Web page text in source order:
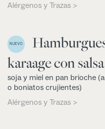
Alérgenos y Trazas >
NUEVO
karaage con
soja y miel en pan brioche
o boniatos crujientes)
Alérgenos y Trazas >